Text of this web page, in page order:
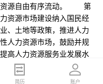
资源自由有序流动。 第
资源市场建设纳入国民经
、土地等政策，推进人力
人力资源市场，鼓励并规
高人力资源服务业发展水
资源市场建设。 第十
和各行业的人力资源市场
简历 账户
简历 账户